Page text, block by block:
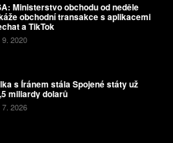
Ministerstvo obchodu od neděle
obchodní transakce s aplikacemi
a TikTok
9. 2020
s Íránem stála Spojené státy už
miliardy dolarů
7. 2026